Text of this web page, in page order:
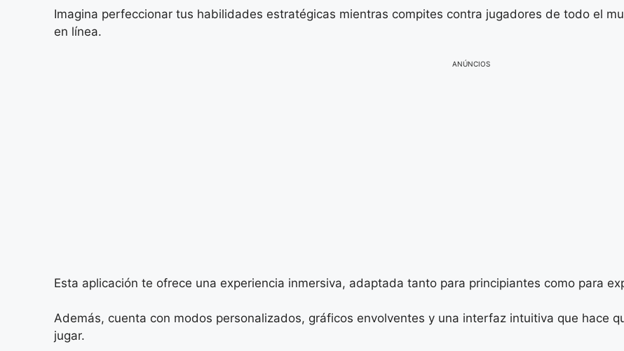
Imagina perfeccionar tus habilidades estratégicas mientras compites contra jugadores de todo el
en línea.
ANÚNCIOS
Esta aplicación te ofrece una experiencia inmersiva, adaptada tanto para principiantes como para
Además, cuenta con modos personalizados, gráficos envolventes y una interfaz intuitiva que hace
jugar.